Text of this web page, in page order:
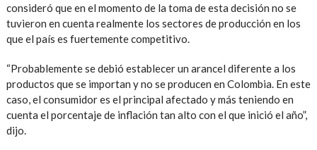
consideró que en el momento de la toma de esta decisión no se
tuvieron en cuenta realmente los sectores de producción en los
que el país es fuertemente competitivo.
“Probablemente se debió establecer un arancel diferente a los
productos que se importan y no se producen en Colombia. En este
caso, el consumidor es el principal afectado y más teniendo en
cuenta el porcentaje de inflación tan alto con el que inició el año”,
dijo.